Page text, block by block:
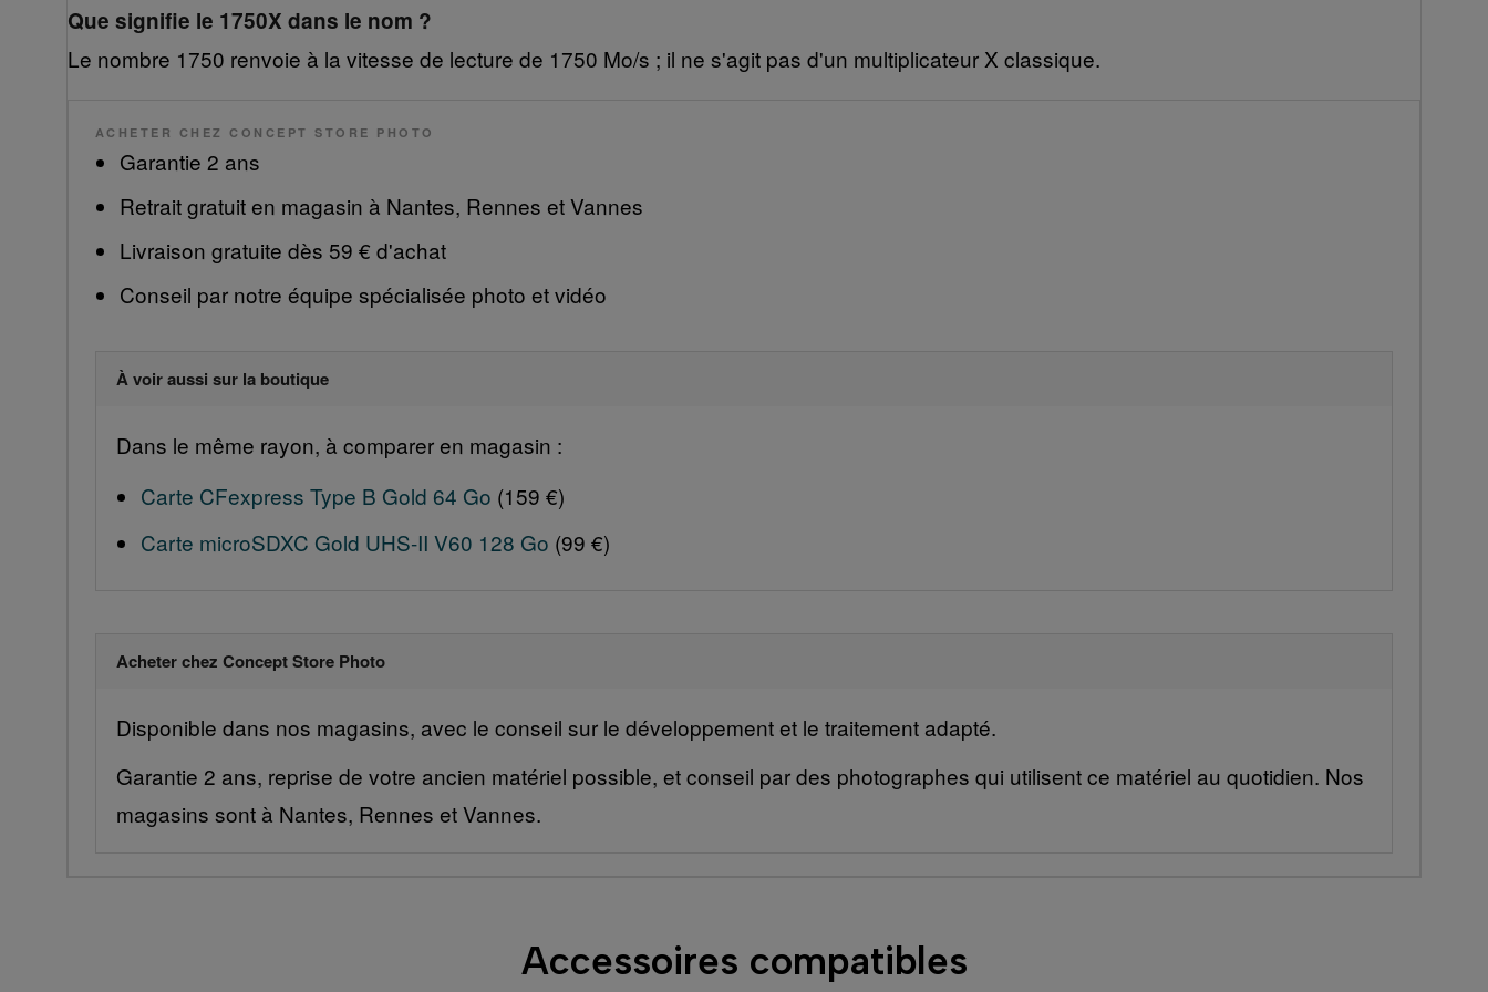
Que signifie le 1750X dans le nom ?
Le nombre 1750 renvoie à la vitesse de lecture de 1750 Mo/s ; il ne s'agit pas d'un multiplicateur X classique.
ACHETER CHEZ CONCEPT STORE PHOTO
Garantie 2 ans
Retrait gratuit en magasin à Nantes, Rennes et Vannes
Livraison gratuite dès 59 € d'achat
Conseil par notre équipe spécialisée photo et vidéo
À voir aussi sur la boutique
Dans le même rayon, à comparer en magasin :
Carte CFexpress Type B Gold 64 Go (159 €)
Carte microSDXC Gold UHS-II V60 128 Go (99 €)
Acheter chez Concept Store Photo
Disponible dans nos magasins, avec le conseil sur le développement et le traitement adapté.
Garantie 2 ans, reprise de votre ancien matériel possible, et conseil par des photographes qui utilisent ce matériel au quotidien. Nos
magasins sont à Nantes, Rennes et Vannes.
Accessoires compatibles